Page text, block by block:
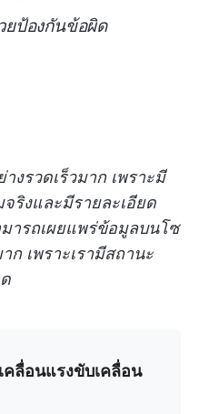
ยป้องกันข้อผิด
งรวดเร็วมาก เพราะมี
ริงและมีรายละเอียด
มารถเผยแพร่ข้อมูลบนโซ
ก เพราะเรามีสถานะ
ลื่อนแรงขับเคลื่อน